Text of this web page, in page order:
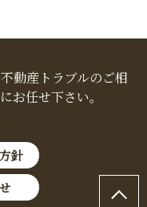
動産トラブルのご相
お任せ下さい。
針